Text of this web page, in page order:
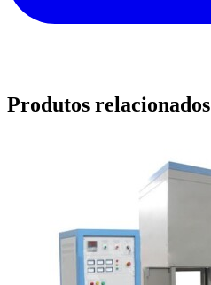
Produtos relacionados